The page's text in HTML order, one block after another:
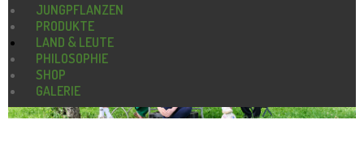
JUNGPFLANZEN
PRODUKTE
LAND & LEUTE
PHILOSOPHIE
SHOP
GALERIE